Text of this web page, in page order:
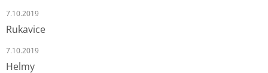
7.10.2019
Rukavice
7.10.2019
Helmy